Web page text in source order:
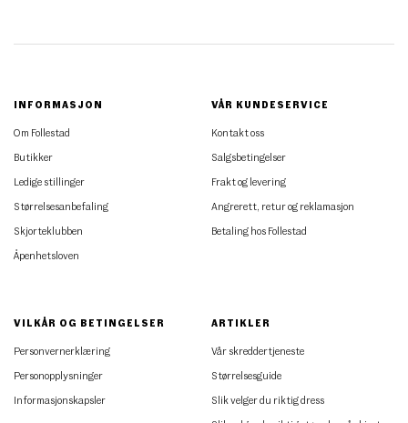
INFORMASJON
Om Follestad
Butikker
Ledige stillinger
Størrelsesanbefaling
Skjorteklubben
Åpenhetsloven
VÅR KUNDESERVICE
Kontakt oss
Salgsbetingelser
Frakt og levering
Angrerett, retur og reklamasjon
Betaling hos Follestad
VILKÅR OG BETINGELSER
Personvernerklæring
Personopplysninger
Informasjonskapsler
ARTIKLER
Vår skreddertjeneste
Størrelsesguide
Slik velger du riktig dress